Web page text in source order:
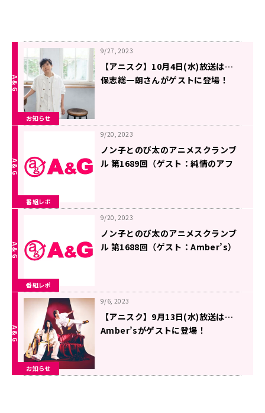
お知らせ
9/27, 2023
【アニスク】10月4日(水)放送は…
保志総一朗さんがゲストに登場！
番組レポ
9/20, 2023
ノン子とのび太のアニメスクランブ
ル 第1689回（ゲスト：純情のアフ
番組レポ
9/20, 2023
ノン子とのび太のアニメスクランブ
ル 第1688回（ゲスト：Amber’s）
お知らせ
9/6, 2023
【アニスク】9月13日(水)放送は…
Amber’sがゲストに登場！